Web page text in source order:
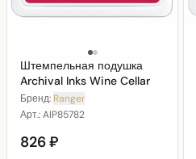
Штемпельная подушка
Archival Inks Wine Cellar
Бренд: Ranger
Арт.:AIP85782
826 ₽